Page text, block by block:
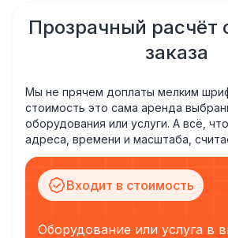
Прозрачный расчёт
заказа
Мы не прячем доплаты мелким
стоимость это сама аренда
оборудования или услуги. А всё,
адреса, времени и масштаба,
Входит в стоимость
Оборудование или услуга в